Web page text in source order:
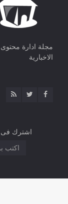
مجلة ادارة محتوى
الاخبارية
اشترك فى